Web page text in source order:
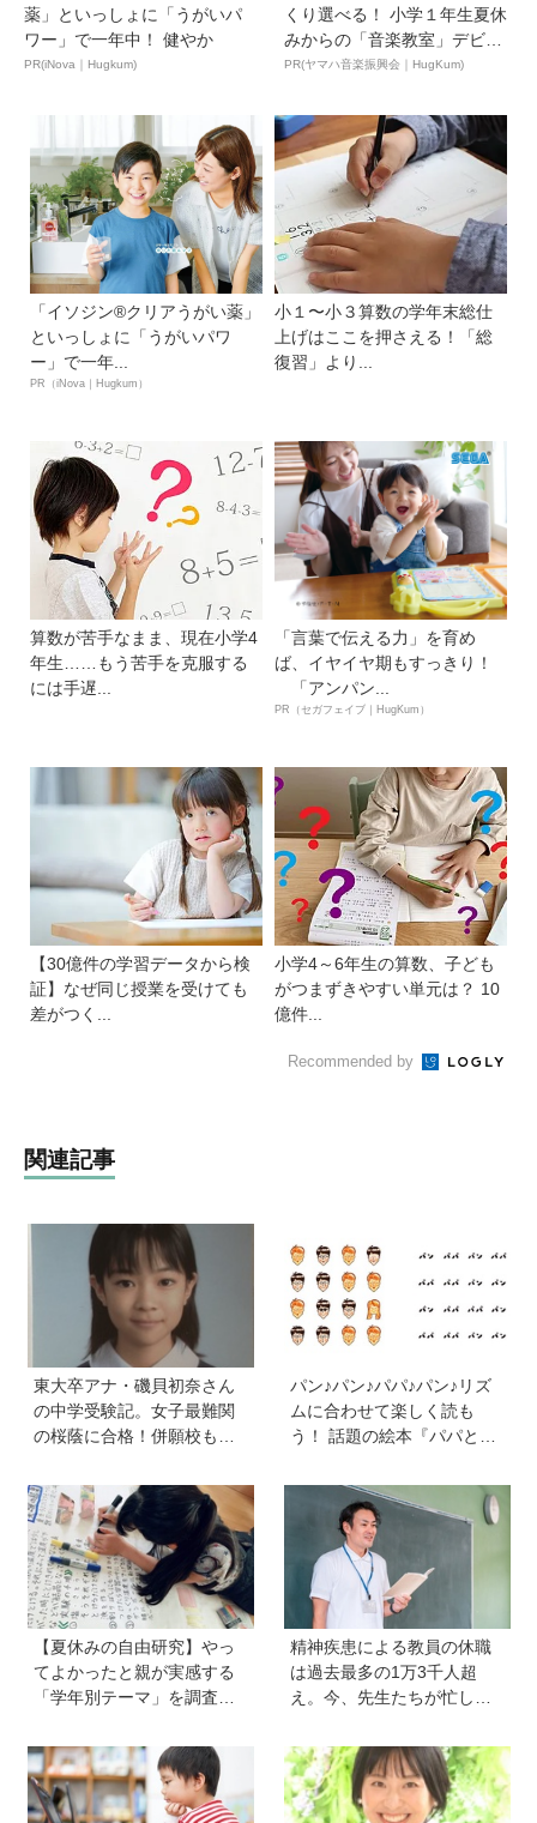
薬」といっしょに「うがいパ
ワー」で一年中！ 健やか
PR(iNova｜Hugkum)
くり選べる！ 小学１年生夏休
みからの「音楽教室」デビ
ュ...
PR(ヤマハ音楽振興会｜HugKum)
「イソジン®クリアうがい薬」
といっしょに「うがいパワ
ー」で一年...
PR（iNova｜Hugkum）
小１〜小３算数の学年末総仕
上げはここを押さえる！「総
復習」より...
算数が苦手なまま、現在小学4
年生……もう苦手を克服する
には手遅...
「言葉で伝える力」を育め
ば、イヤイヤ期もすっきり！
「アンパン...
PR（セガフェイブ｜HugKum）
【30億件の学習データから検
証】なぜ同じ授業を受けても
差がつく...
小学4～6年生の算数、子ども
がつまずきやすい単元は？ 10
億件...
Recommended by
関連記事
東大卒アナ・磯貝初奈さん
の中学受験記。女子最難関
の桜蔭に合格！併願校も魅
声かけは「睡眠が何より大
事」「勉強イヤならしなく
ていいよ」
パン♪パン♪パパ♪パン♪リズ
ムに合わせて楽しく読も
う！ 話題の絵本『パパとパ
ット・サニーブックスさん
に聞く子育てと絵本づくり
のお話
【夏休みの自由研究】やっ
てよかったと親が実感する
「学年別テーマ」を調査！
敗談、親のサポートも≪Hu
gKum総研≫
精神疾患による教員の休職
は過去最多の1万3千人超
え。今、先生たちが忙しす
知っておきたい学校のリア
ル】